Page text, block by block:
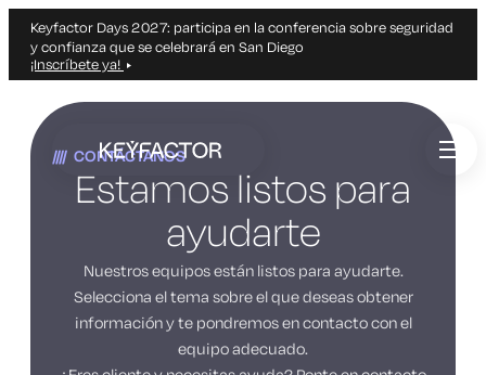
Keyfactor Days 2027: participa en la conferencia sobre seguridad
y confianza que se celebrará en San Diego
¡Inscríbete ya!
Ir
contenido
principal
CONTÁCTANOS
Estamos listos para
ayudarte
Nuestros equipos están listos para ayudarte.
Selecciona el tema sobre el que deseas obtener
información y te pondremos en contacto con el
equipo adecuado.